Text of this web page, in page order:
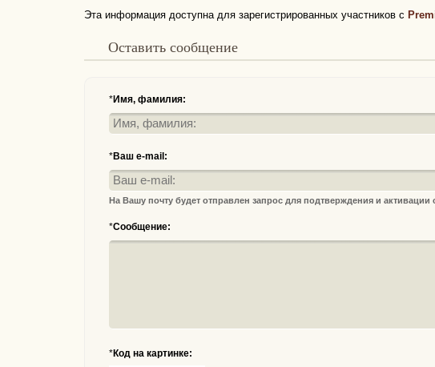
Эта информация доступна для зарегистрированных участников с
Оставить сообщение
*Имя, фамилия:
*Ваш e-mail:
На Вашу почту будет отправлен запрос для подтверждения и активации
*Сообщение:
*Код на картинке: